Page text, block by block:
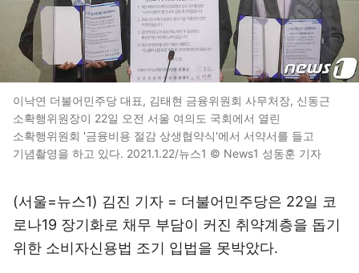
이낙연 더불어민주당 대표, 김태현 금융위원회 사무처장, 신동근
소확행위원장이 22일 오전 서울 여의도 국회에서 열린
소확행위원회 '금융비용 절감 상생협약식'에서 서약서를 들고
기념촬영을 하고 있다. 2021.1.22/뉴스1 © News1 성동훈 기자
(서울=뉴스1) 김진 기자 = 더불어민주당은 22일 코
로나19 장기화로 채무 부담이 커진 취약계층을 돕기
위한 소비자신용법 조기 입법을 못박았다.